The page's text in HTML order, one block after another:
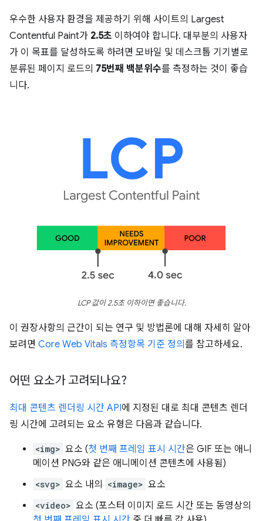
우수한 사용자 환경을 제공하기 위해 사이트의 Largest
Contentful Paint가 2.5초 이하여야 합니다. 대부분의 사용자
가 이 목표를 달성하도록 하려면 모바일 및 데스크톱 기기별로
분류된 페이지 로드의 75번째 백분위수를 측정하는 것이 좋습
니다.
LCP 값이 2.5초 이하이면 좋습니다.
이 권장사항의 근간이 되는 연구 및 방법론에 대해 자세히 알아
보려면 Core Web Vitals 측정항목 기준 정의 를 참고하세요.
어떤 요소가 고려되나요?
최대 콘텐츠 렌더링 시간 API에 지정된 대로 최대 콘텐츠 렌더
링 시간에 고려되는 요소 유형은 다음과 같습니다.
<img> 요소 (첫 번째 프레임 표시 시간은 GIF 또는 애니
메이션 PNG와 같은 애니메이션 콘텐츠에 사용됨)
<svg> 요소 내의 <image> 요소
<video> 요소 (포스터 이미지 로드 시간 또는 동영상의